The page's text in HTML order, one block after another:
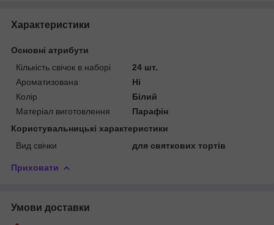
Характеристики
Основні атрибути
Кількість свічок в наборі
24 шт.
Ароматизована
Ні
Колір
Білий
Матеріал виготовлення
Парафін
Користувальницькі характеристики
Вид свічки
для святкових тортів
Приховати
Умови доставки